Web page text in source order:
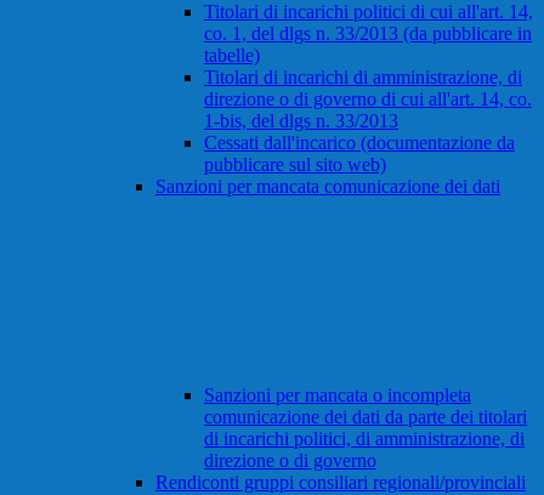
Titolari di incarichi politici di cui all'art. 14,
co. 1, del dlgs n. 33/2013 (da pubblicare in
tabelle)
Titolari di incarichi di amministrazione, di
direzione o di governo di cui all'art. 14, co.
1-bis, del dlgs n. 33/2013
Cessati dall'incarico (documentazione da
pubblicare sul sito web)
Sanzioni per mancata comunicazione dei dati
Sanzioni per mancata o incompleta
comunicazione dei dati da parte dei titolari
di incarichi politici, di amministrazione, di
direzione o di governo
Rendiconti gruppi consiliari regionali/provinciali